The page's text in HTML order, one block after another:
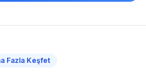
Fazla Keşfet